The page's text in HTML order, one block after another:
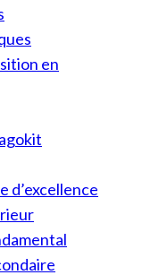
en
d’excellence